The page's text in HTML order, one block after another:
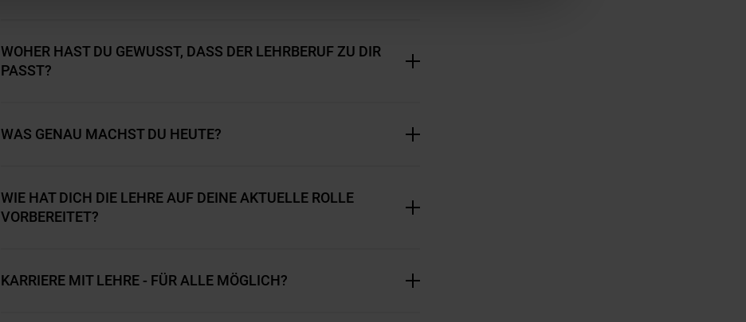
WOHER HAST DU GEWUSST, DASS DER LEHRBERUF ZU DIR
PASST?
WAS GENAU MACHST DU HEUTE?
WIE HAT DICH DIE LEHRE AUF DEINE AKTUELLE ROLLE
VORBEREITET?
KARRIERE MIT LEHRE - FÜR ALLE MÖGLICH?